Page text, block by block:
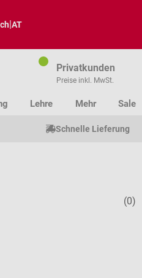
|AT
Privatkunden
Preise inkl. MwSt.
Lehre Mehr Sale
Schnelle Lieferung
(0)